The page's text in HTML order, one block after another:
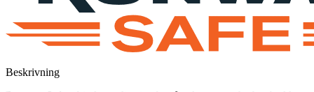
Beskrivning